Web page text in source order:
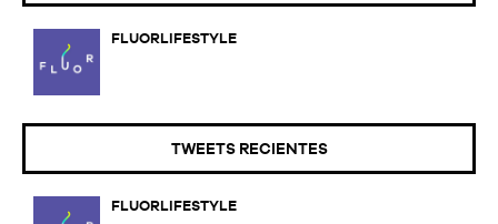
FLUORLIFESTYLE
TWEETS RECIENTES
FLUORLIFESTYLE